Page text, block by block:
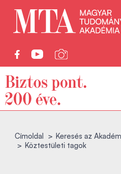
Címoldal
Keresés az
Köztestületi tagok